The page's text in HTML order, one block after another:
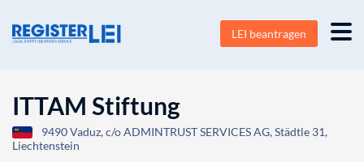
LEI beantragen
ITTAM Stiftung
9490 Vaduz, c/o ADMINTRUST SERVICES AG, Städtle 31,
Liechtenstein